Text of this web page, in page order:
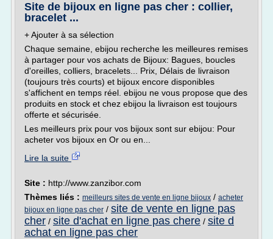
Site de bijoux en ligne pas cher : collier,
bracelet ...
+ Ajouter à sa sélection
Chaque semaine, ebijou recherche les meilleures remises
à partager pour vos achats de Bijoux: Bagues, boucles
d'oreilles, colliers, bracelets... Prix, Délais de livraison
(toujours très courts) et bijoux encore disponibles
s'affichent en temps réel. ebijou ne vous propose que des
produits en stock et chez ebijou la livraison est toujours
offerte et sécurisée.
Les meilleurs prix pour vos bijoux sont sur ebijou: Pour
acheter vos bijoux en Or ou en...
Lire la suite
Site : http://www.zanzibor.com
Thèmes liés : meilleurs sites de vente en ligne bijoux / acheter
bijoux en ligne pas cher / site de vente en ligne pas
cher / site d'achat en ligne pas chere / site d
achat en ligne pas cher